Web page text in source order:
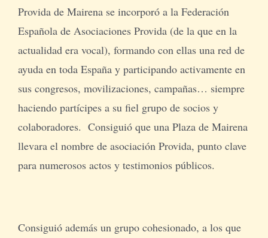
Provida de Mairena se incorporó a la Federación
Española de Asociaciones Provida (de la que en la
actualidad era vocal), formando con ellas una red de
ayuda en toda España y participando activamente en
sus congresos, movilizaciones, campañas… siempre
haciendo partícipes a su fiel grupo de socios y
colaboradores. Consiguió que una Plaza de Mairena
llevara el nombre de asociación Provida, punto clave
para numerosos actos y testimonios públicos.
Consiguió además un grupo cohesionado, a los que